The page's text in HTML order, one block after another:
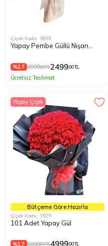
Çiçek Kodu: 3896
Yapay Pembe Güllü Nişan
%17 2999,00 TL2499,00 TL
Ücretsiz Teslimat
Yapay Çiçek
Bütçeme Göre Hazırla
Çiçek Kodu: 3579
101 Adet Yapay Gül
%17 5999,00 TL4999,00 TL